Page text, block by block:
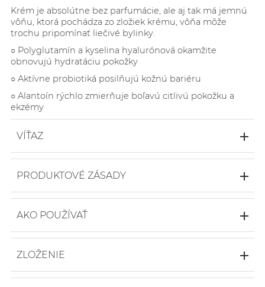
Krém je absolútne bez parfumácie, ale aj tak má jemnú
vôňu, ktorá pochádza zo zložiek krému, vôňa môže
trochu pripomínať liečivé bylinky.
○Polyglutamín a kyselina hyalurónová okamžite
obnovujú hydratáciu pokožky
○Aktívne probiotiká posilňujú kožnú bariéru
○ Alantoín rýchlo zmierňuje boľavú citlivú pokožku a
ekzémy
VÍŤAZ
PRODUKTOVÉ ZÁSADY
○ 99,5% prírodné
○ 93% organické
○ 3,5% PGA
○ Vegánske
○ Dermatologicky testované
○ Probiotické
AKO POUŽÍVAŤ
SOS balzám sa dodáva v nádobe s pumpičkou.
Vyberte malú zátku v strede a jemne zatlačte na
ZLOŽENIE
Althaea Officinalis Root (Probiotic Ferment)*,